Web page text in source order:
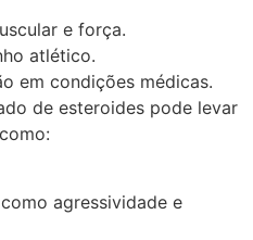
e força.
atlético.
em condições médicas.
de esteroides pode levar
agressividade e